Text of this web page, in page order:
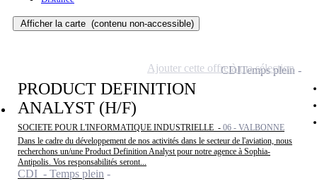
Afficher la carte (contenu non-accessible)
PRODUCT DEFINITION
ANALYST (H/F)
SOCIETE POUR L'INFORMATIQUE INDUSTRIELLE - 06 - VALBONNE
Dans le cadre du développement de nos activités dans le secteur de l'aviation, nous
recherchons un/une Product Definition Analyst pour notre agence à Sophia-
Antipolis. Vos responsabilités seront...
CDI - Temps plein
CDITemps plein
Ajouter cette offre à ma sélection